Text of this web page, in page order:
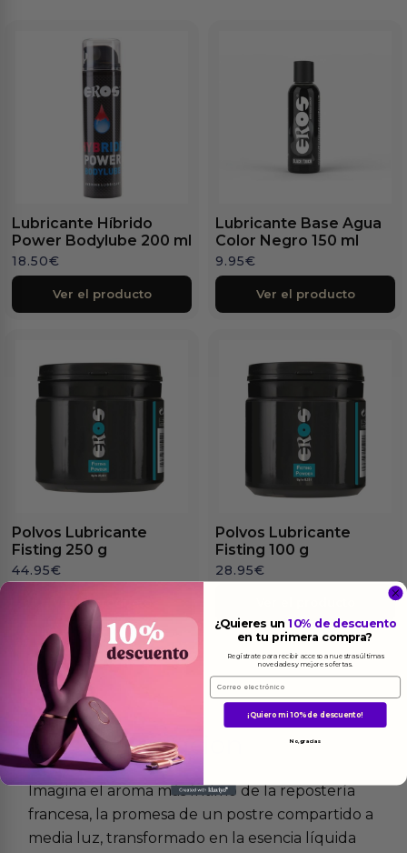
Lubricante Híbrido
Power Bodylube 200 ml
18.50€
Ver el producto
Lubricante Base Agua
Color Negro 150 ml
9.95€
Ver el producto
Polvos Lubricante
Fisting 250 g
44.95€
Ver el producto
Polvos Lubricante
Fisting 100 g
28.95€
Másinformacion
Imagina el aroma más íntimo de la repostería
francesa, la promesa de un postre compartido a
media luz, transformado en la esencia líquida
¿Quieres un10% de descuento
en tu primera compra?
Regístrate para recibir acceso a nuestras últimas
novedades y mejores ofertas.
Email
¡Quiero mi 10% de descuento!
No, gracias